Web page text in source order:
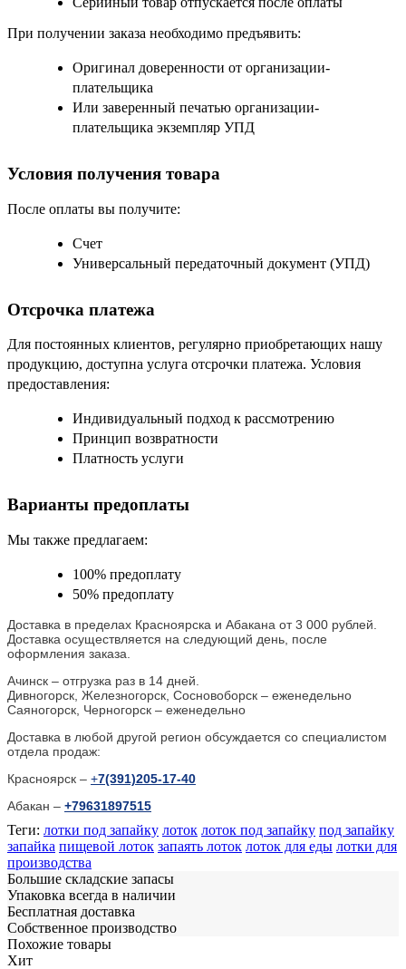
При получении заказа необходимо предъявить:
Оригинал доверенности от организации-
плательщика
Или заверенный печатью организации-
плательщика экземпляр УПД
Условия получения товара
После оплаты вы получите:
Счет
Универсальный передаточный документ (УПД)
Отсрочка платежа
Для постоянных клиентов, регулярно приобретающих нашу
продукцию, доступна услуга отсрочки платежа. Условия
предоставления:
Индивидуальный подход к рассмотрению
Принцип возвратности
Платность услуги
Варианты предоплаты
Мы также предлагаем:
100% предоплату
50% предоплату
Доставка в пределах Красноярска и Абакана от 3 000 рублей.
Доставка осуществляется на следующий день, после
оформления заказа.
Ачинск – отгрузка раз в 14 дней.
Дивногорск, Железногорск, Сосновоборск – еженедельно
Саяногорск, Черногорск – еженедельно
Доставка в любой другой регион обсуждается со специалистом
отдела продаж:
Красноярск – +7(391)205-17-40
Абакан – +79631897515
Теги: лотки под запайку лоток лоток под запайку под запайку
запайка пищевой лоток запаять лоток лоток для еды лотки для
производства
Большие складские запасы
Упаковка всегда в наличии
Бесплатная доставка
Собственное производство
Похожие товары
Хит